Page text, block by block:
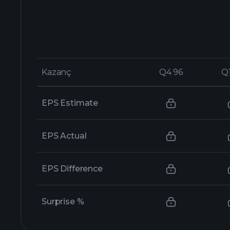
Kazanç Q4 96
Kazanç Q4 96
EPS Estimate
EPS Actual
EPS Difference
Surprise %